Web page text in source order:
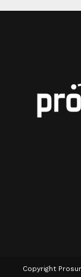
Copyright